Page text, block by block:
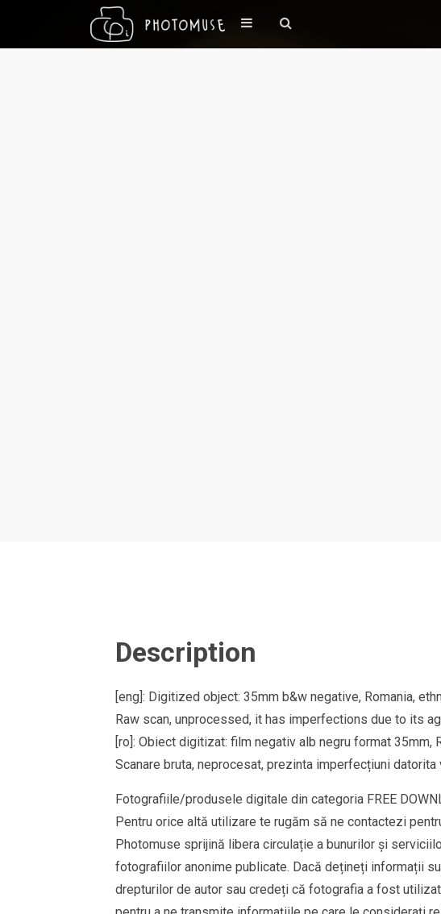
Description
[eng]: Digitized object: 35mm b&w negative, Romania,
Raw scan, unprocessed, it has imperfections due to its
[ro]: Obiect digitizat: film negativ alb negru format 35mm,
Scanare bruta, neprocesat, prezinta imperfecțiuni
Fotografiile/produsele digitale din categoria FREE
Pentru orice altă utilizare te rugăm să ne contactezi
Photomuse sprijină libera circulație a bunurilor și
fotografiilor anonime publicate. Dacă dețineți informații
drepturilor de autor sau credeți că fotografia a fost